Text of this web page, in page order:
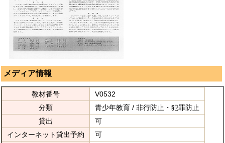
メディア情報
教材番号
V0532
分類
青少年教育 / 非行防止・犯罪防止
貸出
可
インターネット貸出予約
可